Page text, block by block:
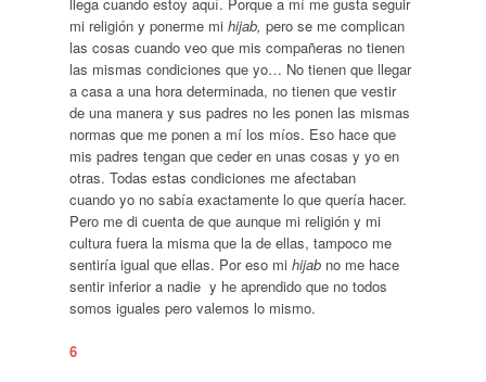
mi religión y ponerme mi hijab, pero se me complican
las cosas cuando veo que mis compañeras no tienen
las mismas condiciones que yo… No tienen que llegar
a casa a una hora determinada, no tienen que vestir
de una manera y sus padres no les ponen las mismas
normas que me ponen a mí los míos. Eso hace que
mis padres tengan que ceder en unas cosas y yo en
otras. Todas estas condiciones me afectaban
cuando yo no sabía exactamente lo que quería hacer.
Pero me di cuenta de que aunque mi religión y mi
cultura fuera la misma que la de ellas, tampoco me
sentiría igual que ellas. Por eso mi hijabno me hace
sentir inferior a nadie y he aprendido que no todos
somos iguales pero valemos lo mismo.
6